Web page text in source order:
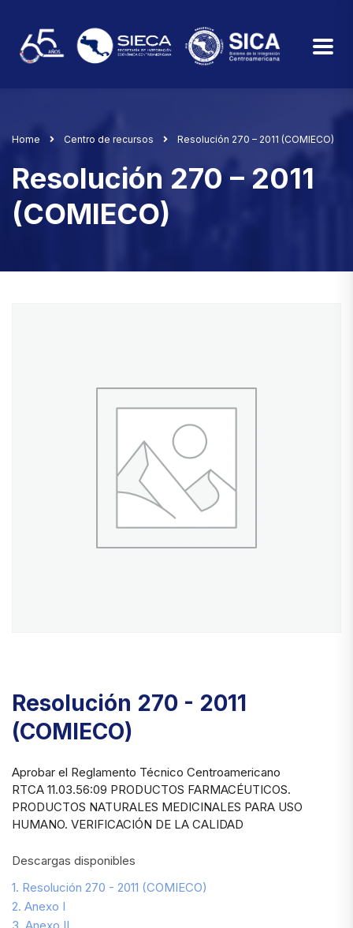
Home Centro de recursos Resolución 270 – 2011 (COMIECO)
Resolución 270 – 2011
(COMIECO)
Resolución 270 - 2011
(COMIECO)
Aprobar el Reglamento Técnico Centroamericano
RTCA 11.03.56:09 PRODUCTOS FARMACÉUTICOS.
PRODUCTOS NATURALES MEDICINALES PARA USO
HUMANO. VERIFICACIÓN DE LA CALIDAD
Descargas disponibles
1. Resolución 270 - 2011 (COMIECO)
2. Anexo I